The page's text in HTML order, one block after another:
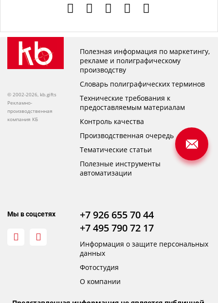
© 2002-2026, kb.gifts
Рекламно-
производственная
компания КБ
Полезная информация по маркетингу,
рекламе и полиграфическому
производству
Словарь полиграфических терминов
Технические требования к
предоставляемым материалам
Контроль качества
Производственная очередь
Тематические статьи
Полезные инструменты
автоматизации
Мы в соцсетях
+7 926 655 70 44
+7 495 790 72 17
Информация о защите персональных
данных
Фотостудия
О компании